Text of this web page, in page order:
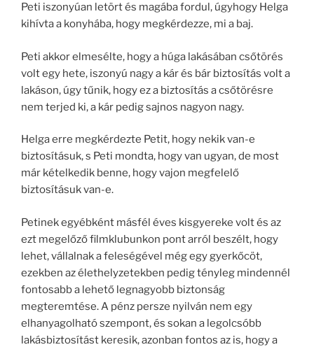
Peti iszonyúan letört és magába fordul, úgyhogy Helga
kihívta a konyhába, hogy megkérdezze, mi a baj.
Peti akkor elmesélte, hogy a húga lakásában csőtörés
volt egy hete, iszonyú nagy a kár és bár biztosítás volt a
lakáson, úgy tűnik, hogy ez a biztosítás a csőtörésre
nem terjed ki, a kár pedig sajnos nagyon nagy.
Helga erre megkérdezte Petit, hogy nekik van-e
biztosításuk, s Peti mondta, hogy van ugyan, de most
már kételkedik benne, hogy vajon megfelelő
biztosításuk van-e.
Petinek egyébként másfél éves kisgyereke volt és az
ezt megelőző filmklubunkon pont arról beszélt, hogy
lehet, vállalnak a feleségével még egy gyerkőcöt,
ezekben az élethelyzetekben pedig tényleg mindennél
fontosabb a lehető legnagyobb biztonság
megteremtése. A pénz persze nyilván nem egy
elhanyagolható szempont, és sokan a legolcsóbb
lakásbiztosítást keresik, azonban fontos az is, hogy a